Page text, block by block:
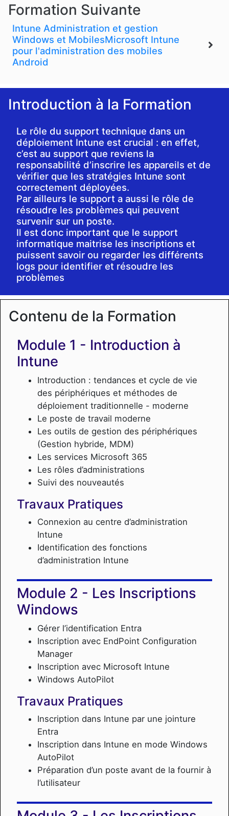
Formation Suivante
Intune Administration et gestion
Windows et MobilesMicrosoft Intune
pour l'administration des mobiles
Android
Introduction à la Formation
Le rôle du support technique dans un
déploiement Intune est crucial : en effet,
c’est au support que reviens la
responsabilité d’inscrire les appareils et de
vérifier que les stratégies Intune sont
correctement déployées.
Par ailleurs le support a aussi le rôle de
résoudre les problèmes qui peuvent
survenir sur un poste.
Il est donc important que le support
informatique maitrise les inscriptions et
puissent savoir ou regarder les différents
logs pour identifier et résoudre les
problèmes
Contenu de la Formation
Introduction à
Intune
Introduction : tendances et cycle de vie
des périphériques et méthodes de
déploiement traditionnelle - moderne
Le poste de travail moderne
Les outils de gestion des périphériques
(Gestion hybride, MDM)
Les services Microsoft 365
Les rôles d’administrations
Suivi des nouveautés
Travaux Pratiques
Connexion au centre d’administration
Intune
Identification des fonctions
d’administration Intune
Les Inscriptions
Windows
Gérer l’identification Entra
Inscription avec EndPoint Configuration
Manager
Inscription avec Microsoft Intune
Windows AutoPilot
Travaux Pratiques
Inscription dans Intune par une jointure
Entra
Inscription dans Intune en mode Windows
AutoPilot
Préparation d’un poste avant de la fournir à
l’utilisateur